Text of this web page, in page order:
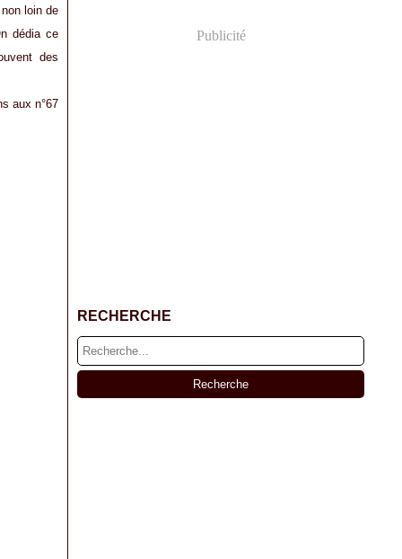
loin de
dédia ce
des
aux n°67
Publicité
RECHERCHE